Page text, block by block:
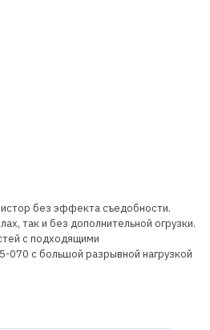
без эффекта съедобности.
так и без дополнительной огрузки.
с подходящими
070 с большой разрывной нагрузкой